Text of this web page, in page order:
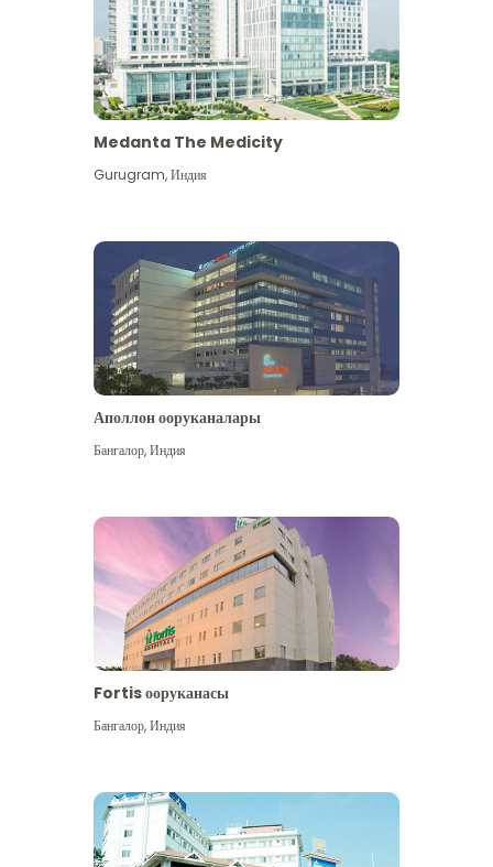
Medanta The Medicity
Gurugram,Индия
Аполлон ооруканалары
Бангалор,Индия
Fortis ооруканасы
Бангалор,Индия